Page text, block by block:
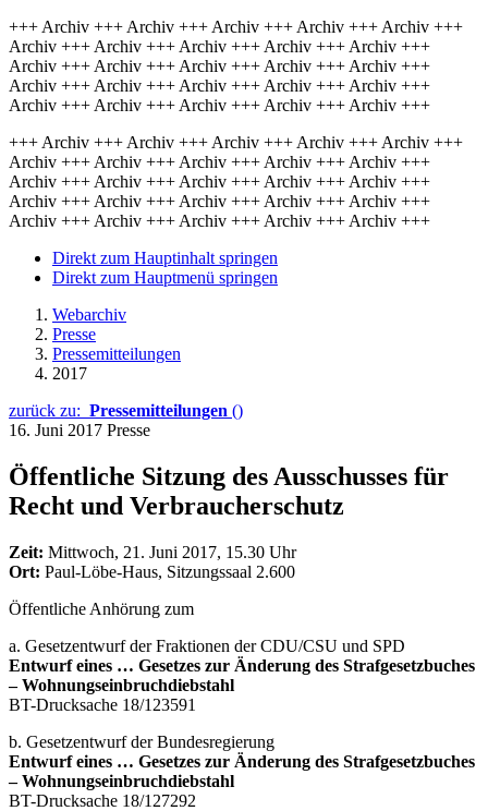
+++ Archiv +++ Archiv +++ Archiv +++ Archiv +++ Archiv +++
Archiv +++ Archiv +++ Archiv +++ Archiv +++ Archiv +++
Archiv +++ Archiv +++ Archiv +++ Archiv +++ Archiv +++
Archiv +++ Archiv +++ Archiv +++ Archiv +++ Archiv +++
Archiv +++ Archiv +++ Archiv +++ Archiv +++ Archiv +++
+++ Archiv +++ Archiv +++ Archiv +++ Archiv +++ Archiv +++
Archiv +++ Archiv +++ Archiv +++ Archiv +++ Archiv +++
Archiv +++ Archiv +++ Archiv +++ Archiv +++ Archiv +++
Archiv +++ Archiv +++ Archiv +++ Archiv +++ Archiv +++
Archiv +++ Archiv +++ Archiv +++ Archiv +++ Archiv +++
Direkt zum Hauptinhalt springen
Direkt zum Hauptmenü springen
Webarchiv
Presse
Pressemitteilungen
2017
zurück zu: Pressemitteilungen ()
16. Juni 2017 Presse
Öffentliche Sitzung des Ausschusses für
Recht und Verbraucherschutz
Zeit: Mittwoch, 21. Juni 2017, 15.30 Uhr
Ort: Paul-Löbe-Haus, Sitzungssaal 2.600
Öffentliche Anhörung zum
a. Gesetzentwurf der Fraktionen der CDU/CSU und SPD
Entwurf eines … Gesetzes zur Änderung des Strafgesetzbuches
– Wohnungseinbruchdiebstahl
BT-Drucksache 18/123591
b. Gesetzentwurf der Bundesregierung
Entwurf eines … Gesetzes zur Änderung des Strafgesetzbuches
– Wohnungseinbruchdiebstahl
BT-Drucksache 18/127292